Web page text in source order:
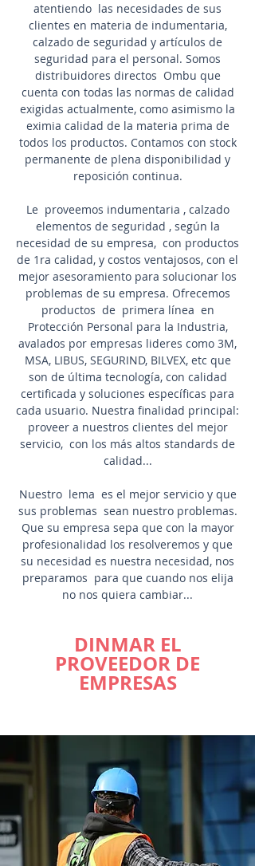
atentiendo las necesidades de sus
clientes en materia de indumentaria,
calzado de seguridad y artículos de
seguridad para el personal. Somos
distribuidores directos Ombu que
cuenta con todas las normas de calidad
exigidas actualmente, como asimismo la
eximia calidad de la materia prima de
todos los productos. Contamos con stock
permanente de plena disponibilidad y
reposición continua.
Le proveemos indumentaria , calzado
elementos de seguridad , según la
necesidad de su empresa, con productos
de 1ra calidad, y costos ventajosos, con el
mejor asesoramiento para solucionar los
problemas de su empresa. Ofrecemos
productos de primera línea en
Protección Personal para la Industria,
avalados por empresas lideres como 3M,
MSA, LIBUS, SEGURIND, BILVEX, etc que
son de última tecnología, con calidad
certificada y soluciones específicas para
cada usuario. Nuestra finalidad principal:
proveer a nuestros clientes del mejor
servicio, con los más altos standards de
calidad...
Nuestro lema es el mejor servicio y que
sus problemas sean nuestro problemas.
Que su empresa sepa que con la mayor
profesionalidad los resolveremos y que
su necesidad es nuestra necesidad, nos
preparamos para que cuando nos elija
no nos quiera cambiar...
DINMAR EL
PROVEEDOR DE
EMPRESAS